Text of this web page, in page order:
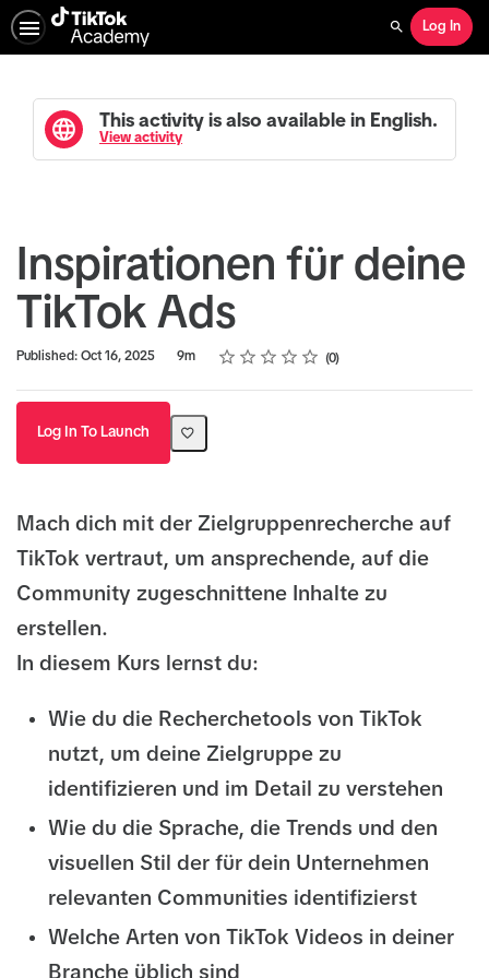
Search
Log In
This activity is also available in English.
View activity
Inspirationen für deine
TikTok Ads
Published: Oct 16, 2025
Duration 9m Rating
1 star
2 stars
3 stars
4 stars
5 stars
Average rating: 0 0
No reviews
Log In To Launch
Mach dich mit der Zielgruppenrecherche auf
TikTok vertraut, um ansprechende, auf die
Community zugeschnittene Inhalte zu
erstellen.
In diesem Kurs lernst du:
Wie du die Recherchetools von TikTok
nutzt, um deine Zielgruppe zu
identifizieren und im Detail zu verstehen
Wie du die Sprache, die Trends und den
visuellen Stil der für dein Unternehmen
relevanten Communities identifizierst
Welche Arten von TikTok Videos in deiner
Branche üblich sind